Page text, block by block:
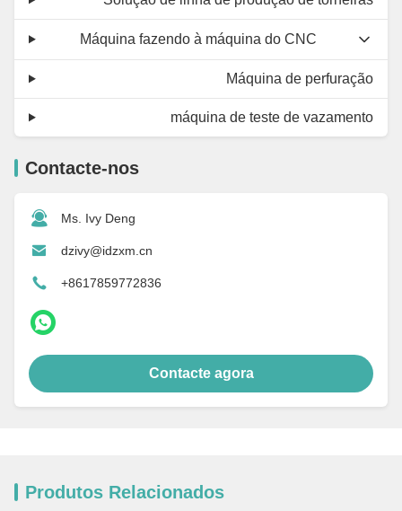
Máquina fazendo à máquina do CNC
Máquina de perfuração
máquina de teste de vazamento
Contacte-nos
Ms. Ivy Deng
dzivy@idzxm.cn
+8617859772836
Contacte agora
Produtos Relacionados